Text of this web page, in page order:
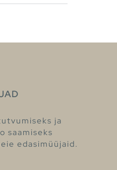
ja
saamiseks
edasimüüjaid.